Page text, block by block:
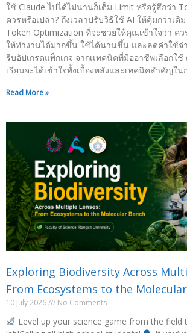
ใช้ Claude ไปได้ไม่นานก็เต็ม Limit หรือรู้สึกว่า
ควรหรือเปล่า? ถึงเวลาปรับวิธีใช้ AI ให้คุ้มกว่าเ
Token Optimization ที่จะช่วยให้คุณเข้าใจว่า คว
ให้ทำงานได้มากขึ้น ใช้ได้นานขึ้น และลดค่าใช้จ่
รีบอัปเกรดแพ็กเกจ จากเเทคนิคที่มืออาชีพเลือกใ
เรียนจะได้เข้าใจทั้งเบื้องหลังและเทคนิคสำคัญใน
Read More »
Exploring Biodiversity Across
From Ecosystems to the
10 July 2026 No Comments
Level up your science game from the field